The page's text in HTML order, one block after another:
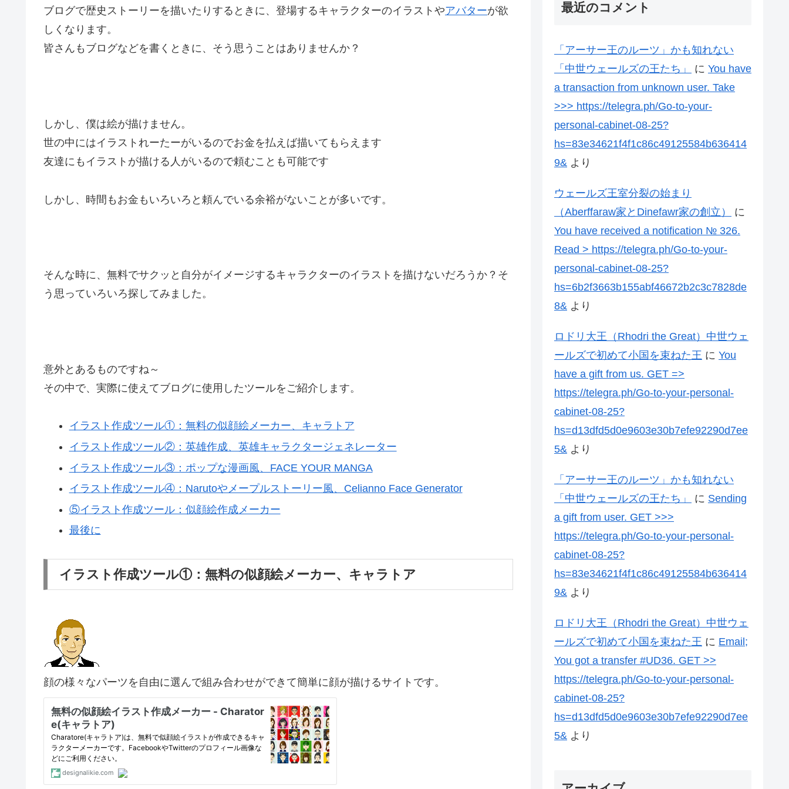
ブログで歴史ストーリーを描いたりするときに、登場するキャラクターのイラストやアバターが欲
しくなります。
皆さんもブログなどを書くときに、そう思うことはありませんか？
しかし、僕は絵が描けません。
世の中にはイラストれーたーがいるのでお金を払えば描いてもらえます
友達にもイラストが描ける人がいるので頼むことも可能です
しかし、時間もお金もいろいろと頼んでいる余裕がないことが多いです。
そんな時に、無料でサクッと自分がイメージするキャラクターのイラストを描けないだろうか？そ
う思っていろいろ探してみました。
意外とあるものですね～
その中で、実際に使えてブログに使用したツールをご紹介します。
イラスト作成ツール①：無料の似顔絵メーカー、キャラトア
イラスト作成ツール②：英雄作成、英雄キャラクタージェネレーター
イラスト作成ツール③：ポップな漫画風、FACE YOUR MANGA
イラスト作成ツール④：Narutoやメープルストーリー風、Celianno Face Generator
⑤イラスト作成ツール：似顔絵作成メーカー
最後に
イラスト作成ツール①：無料の似顔絵メーカー、キャラトア
顔の様々なパーツを自由に選んで組み合わせができて簡単に顔が描けるサイトです。
最近のコメント
「アーサー王のルーツ」かも知れない
「中世ウェールズの王たち」
に You have
a transaction from unknown user. Take
>>> https://telegra.ph/Go-to-your-
personal-cabinet-08-25?
hs=83e34621f4f1c86c49125584b636414
9& より
ウェールズ王室分裂の始まり
（Aberffaraw家とDinefawr家の創立）
に
You have received a notification № 326.
Read > https://telegra.ph/Go-to-your-
personal-cabinet-08-25?
hs=6b2f3663b155abf46672b2c3c7828de
8& より
ロドリ大王（Rhodri the Great）中世ウェ
ールズで初めて小国を束ねた王 に You
have a gift from us. GЕТ =>
https://telegra.ph/Go-to-your-personal-
cabinet-08-25?
hs=d13dfd5d0e9603e30b7efe92290d7ee
5& より
「アーサー王のルーツ」かも知れない
「中世ウェールズの王たち」
に Sending
a gift from user. GЕТ >>>
https://telegra.ph/Go-to-your-personal-
cabinet-08-25?
hs=83e34621f4f1c86c49125584b636414
9& より
ロドリ大王（Rhodri the Great）中世ウェ
ールズで初めて小国を束ねた王 に Email;
You got a transfer #UD36. GET >>
https://telegra.ph/Go-to-your-personal-
cabinet-08-25?
hs=d13dfd5d0e9603e30b7efe92290d7ee
5& より